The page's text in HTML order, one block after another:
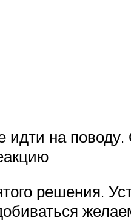
идти на
решения.